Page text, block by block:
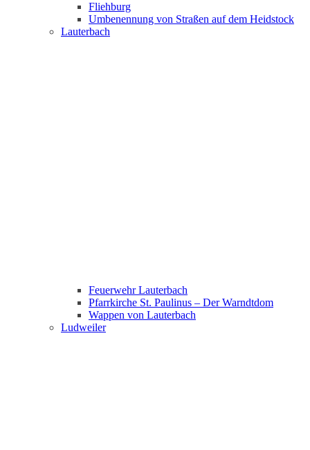
Fliehburg
Umbenennung von Straßen auf dem Heidstock
Lauterbach
Feuerwehr Lauterbach
Pfarrkirche St. Paulinus – Der Warndtdom
Wappen von Lauterbach
Ludweiler